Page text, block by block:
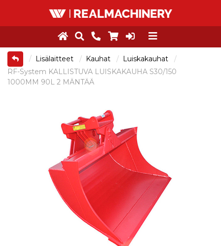
Lisälaitteet Kauhat
Luiskakauhat
RF-System KALLISTUVA LUISKAKAUHA S30/150
1000MM 90L 2 MÄNTÄÄ